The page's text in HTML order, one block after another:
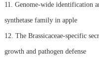
11. Genome-wide identification
synthetase family in apple
12. The Brassicaceae-specific
growth and pathogen defense